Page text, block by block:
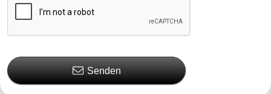
Senden